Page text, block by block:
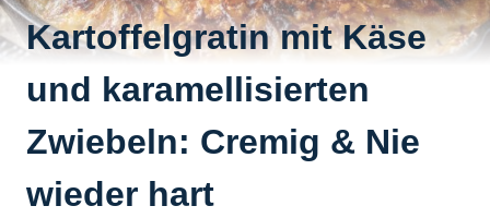
Kartoffelgratin mit Käse
und karamellisierten
Zwiebeln: Cremig & Nie
wieder hart